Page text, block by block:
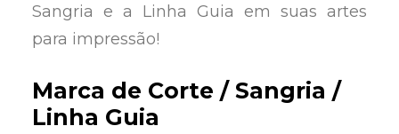
Sangria e a Linha Guia em suas artes
para impressão!
Marca de Corte / Sangria /
Linha Guia